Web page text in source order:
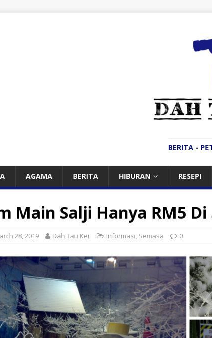
BERITA -
AGAMA BERITA HIBURAN RESEPI
Main Salji Hanya RM5
28, 2019 Dah Tau Ker Informasi, Semasa 0